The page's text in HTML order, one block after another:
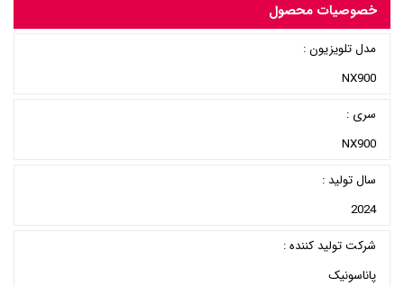
خصوصیات محصول
مدل تلویزیون :
NX900
سری :
NX900
سال تولید :
2024
شرکت تولید کننده :
پاناسونیک